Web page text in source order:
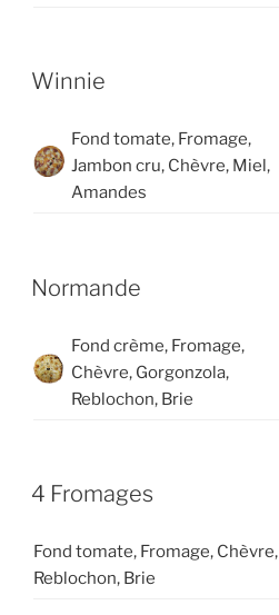
Winnie
Fond tomate, Fromage,
Jambon cru, Chèvre, Miel,
Amandes
Normande
Fond crème, Fromage,
Chèvre, Gorgonzola,
Reblochon, Brie
4 Fromages
Fond tomate, Fromage, Chèvre,
Reblochon, Brie